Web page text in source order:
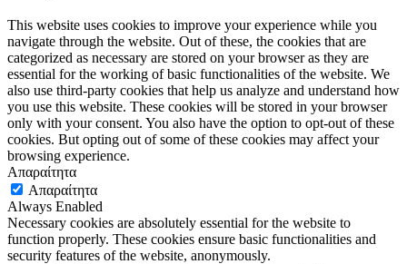
This website uses cookies to improve your experience while you
navigate through the website. Out of these, the cookies that are
categorized as necessary are stored on your browser as they are
essential for the working of basic functionalities of the website. We
also use third-party cookies that help us analyze and understand how
you use this website. These cookies will be stored in your browser
only with your consent. You also have the option to opt-out of these
cookies. But opting out of some of these cookies may affect your
browsing experience.
Απαραίτητα
Απαραίτητα
Always Enabled
Necessary cookies are absolutely essential for the website to
function properly. These cookies ensure basic functionalities and
security features of the website, anonymously.